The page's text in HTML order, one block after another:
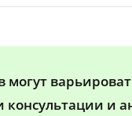
и